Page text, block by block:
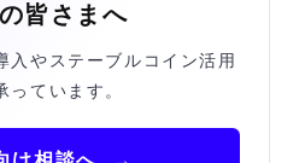
皆さまへ
入やステーブルコイン活用
っています。